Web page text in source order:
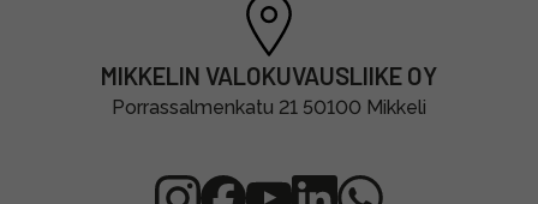
MIKKELIN VALOKUVAUSLIIKE OY
Porrassalmenkatu 21 50100 Mikkeli